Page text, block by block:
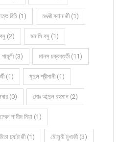
রিমি (1) মঞ্জরী ব্যানার্জী (1)
বসু (2) মনালি বসু (1)
গাঙ্গুলী (3) মানস চক্রবর্ত্তী (11)
(1) মৃদুল শ্রীমানী (1)
(0) মোঃ আব্দুল রহমান (2)
শামীম মিয়া (1)
চ্যাটার্জী (1) মৌসুমী মুখার্জী (3)